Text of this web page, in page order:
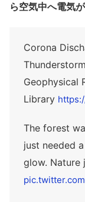
ら空気中へ電気
Corona
Geophysical
Library
The forest
just needed
glow. Nature